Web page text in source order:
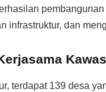
infrastruktur, dan
terdapat 139 desa